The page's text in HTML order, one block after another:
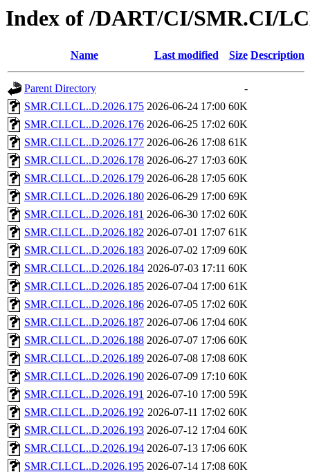
Index of /DART/CI/SMR.CI/
Name Last modified Size Description
Parent Directory
-
SMR.CI.LCL..D.2026.175 2026-06-24 17:00 60K
SMR.CI.LCL..D.2026.176 2026-06-25 17:02 60K
SMR.CI.LCL..D.2026.177 2026-06-26 17:08 61K
SMR.CI.LCL..D.2026.178 2026-06-27 17:03 60K
SMR.CI.LCL..D.2026.179 2026-06-28 17:05 60K
SMR.CI.LCL..D.2026.180 2026-06-29 17:00 69K
SMR.CI.LCL..D.2026.181 2026-06-30 17:02 60K
SMR.CI.LCL..D.2026.182 2026-07-01 17:07 61K
SMR.CI.LCL..D.2026.183 2026-07-02 17:09 60K
SMR.CI.LCL..D.2026.184 2026-07-03 17:11 60K
SMR.CI.LCL..D.2026.185 2026-07-04 17:00 61K
SMR.CI.LCL..D.2026.186 2026-07-05 17:02 60K
SMR.CI.LCL..D.2026.187 2026-07-06 17:04 60K
SMR.CI.LCL..D.2026.188 2026-07-07 17:06 60K
SMR.CI.LCL..D.2026.189 2026-07-08 17:08 60K
SMR.CI.LCL..D.2026.190 2026-07-09 17:10 60K
SMR.CI.LCL..D.2026.191 2026-07-10 17:00 59K
SMR.CI.LCL..D.2026.192 2026-07-11 17:02 60K
SMR.CI.LCL..D.2026.193 2026-07-12 17:04 60K
SMR.CI.LCL..D.2026.194 2026-07-13 17:06 60K
SMR.CI.LCL..D.2026.195 2026-07-14 17:08 60K